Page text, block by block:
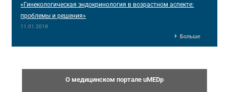
«Гинекологическая эндокринология в возрастном аспекте:
проблемы и решения»
11.01.2018
Больше
О медицинском портале uMEDp